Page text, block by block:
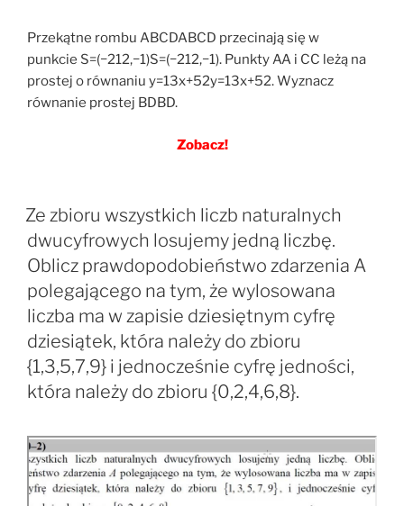
Przekątne rombu ABCDABCD przecinają się w
punkcie S=(−212,−1)S=(−212,−1). Punkty AA i CC leżą na
prostej o równaniu y=13x+52y=13x+52. Wyznacz
równanie prostej BDBD.
Zobacz!
Ze zbioru wszystkich liczb naturalnych
dwucyfrowych losujemy jedną liczbę.
Oblicz prawdopodobieństwo zdarzenia A
polegającego na tym, że wylosowana
liczba ma w zapisie dziesiętnym cyfrę
dziesiątek, która należy do zbioru
{1,3,5,7,9} i jednocześnie cyfrę jedności,
która należy do zbioru {0,2,4,6,8}.